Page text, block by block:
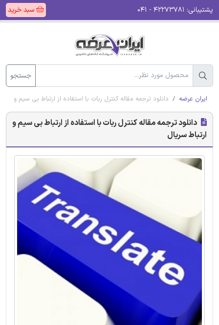
پشتیبانی: سبد خرید
جستجو
ایران عرضه دانلود ترجمه مقاله کنترل ربات با استفاده از ارتباط بی سیم و
دانلود ترجمه مقاله کنترل ربات با استفاده از ارتباط بی سیم و
ارتباط سریال